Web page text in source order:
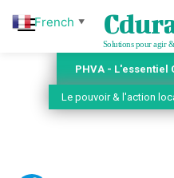
Solutions pour agir
PHVA - L'essentiel
Le pouvoir & l'action
French ▼